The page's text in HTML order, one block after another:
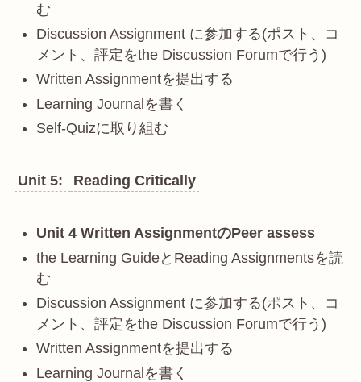
む
Discussion Assignment に参加する(ポスト、コ
メント、評定をthe Discussion Forumで行う)
Written Assignmentを提出する
Learning Journalを書く
Self-Quizに取り組む
Unit 5: Reading Critically
Unit 4 Written AssignmentのPeer assess
the Learning GuideとReading Assignmentsを読
む
Discussion Assignment に参加する(ポスト、コ
メント、評定をthe Discussion Forumで行う)
Written Assignmentを提出する
Learning Journalを書く